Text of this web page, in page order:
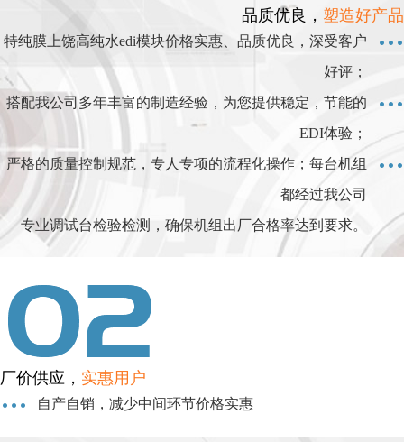
品质优良， 塑造好产品
特纯膜上饶高纯水edi模块价格实惠、品质优良，深受客户
好评；
搭配我公司多年丰富的制造经验，为您提供稳定，节能的
EDI体验；
严格的质量控制规范，专人专项的流程化操作；每台机组
都经过我公司
专业调试台检验检测，确保机组出厂合格率达到要求。
厂价供应， 实惠用户
自产自销，减少中间环节价格实惠